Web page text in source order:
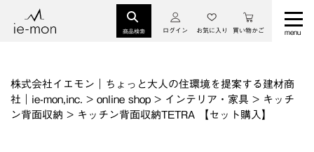
商品検索 ログイン お気に入り 買い物かご
株式会社イエモン｜ちょっと大人の住環境を提案する建材商
社｜ie-mon,inc. > online shop > インテリア・家具 > キッチ
ン背面収納 > キッチン背面収納TETRA 【セット購入】